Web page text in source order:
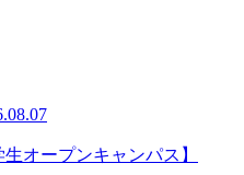
生オープンキャンパス】